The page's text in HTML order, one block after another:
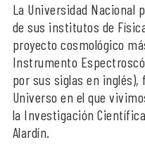
La Universidad
de sus institutos de
proyecto cosmológico
Instrumento
por sus siglas en
Universo en el que
la Investigación
Alardín.